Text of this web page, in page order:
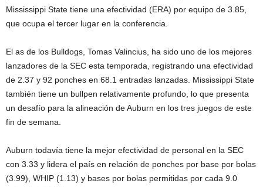
Mississippi State tiene una efectividad (ERA) por equipo de 3.85,
que ocupa el tercer lugar en la conferencia.
El as de los Bulldogs, Tomas Valincius, ha sido uno de los mejores
lanzadores de la SEC esta temporada, registrando una efectividad
de 2.37 y 92 ponches en 68.1 entradas lanzadas. Mississippi State
también tiene un bullpen relativamente profundo, lo que presenta
un desafío para la alineación de Auburn en los tres juegos de este
fin de semana.
Auburn todavía tiene la mejor efectividad de personal en la SEC
con 3.33 y lidera el país en relación de ponches por base por bolas
(3.99), WHIP (1.13) y bases por bolas permitidas por cada 9.0